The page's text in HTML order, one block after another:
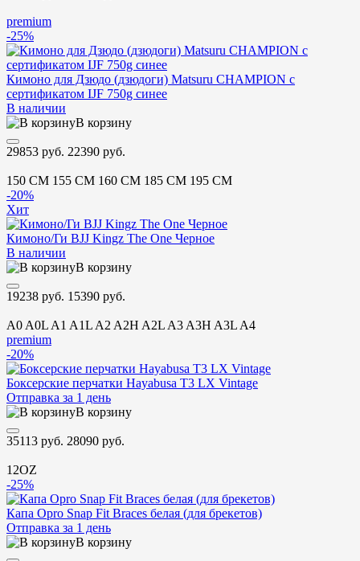
premium
-25%
Кимоно для Дзюдо (дзюдоги) Matsuru CHAMPION с
сертификатом IJF 750g синее
В наличии
В корзину
29853 руб. 22390 руб.
150 CM 155 CM 160 CM 185 CM 195 CM
-20%
Хит
Кимоно/Ги BJJ Kingz The One Черное
В наличии
В корзину
19238 руб. 15390 руб.
A0 A0L A1 A1L A2 A2H A2L A3 A3H A3L A4
premium
-20%
Боксерские перчатки Hayabusa T3 LX Vintage
Отправка за 1 день
В корзину
35113 руб. 28090 руб.
12OZ
-25%
Капа Opro Snap Fit Braces белая (для брекетов)
Отправка за 1 день
В корзину